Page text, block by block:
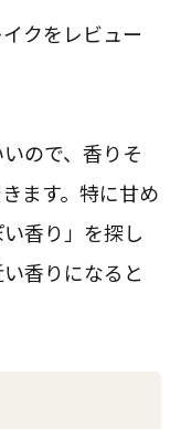
クをレビュー
ので、香りそ
ます。特に甘め
香り」を探し
香りになると